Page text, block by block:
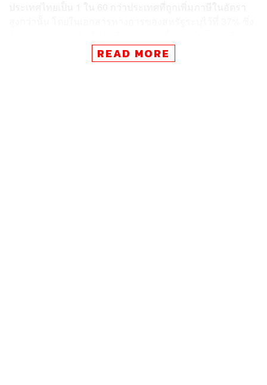
ประเทศในอาเซียนที่ถูกเก็บภาษีในอัตรามากกว่าไทย เช่น
เวียดนาม กัมพูชา สปป.ลาว เมียนมา ส่วนจีนที่ถูกภาษีเพิ่มอีก
READ MORE